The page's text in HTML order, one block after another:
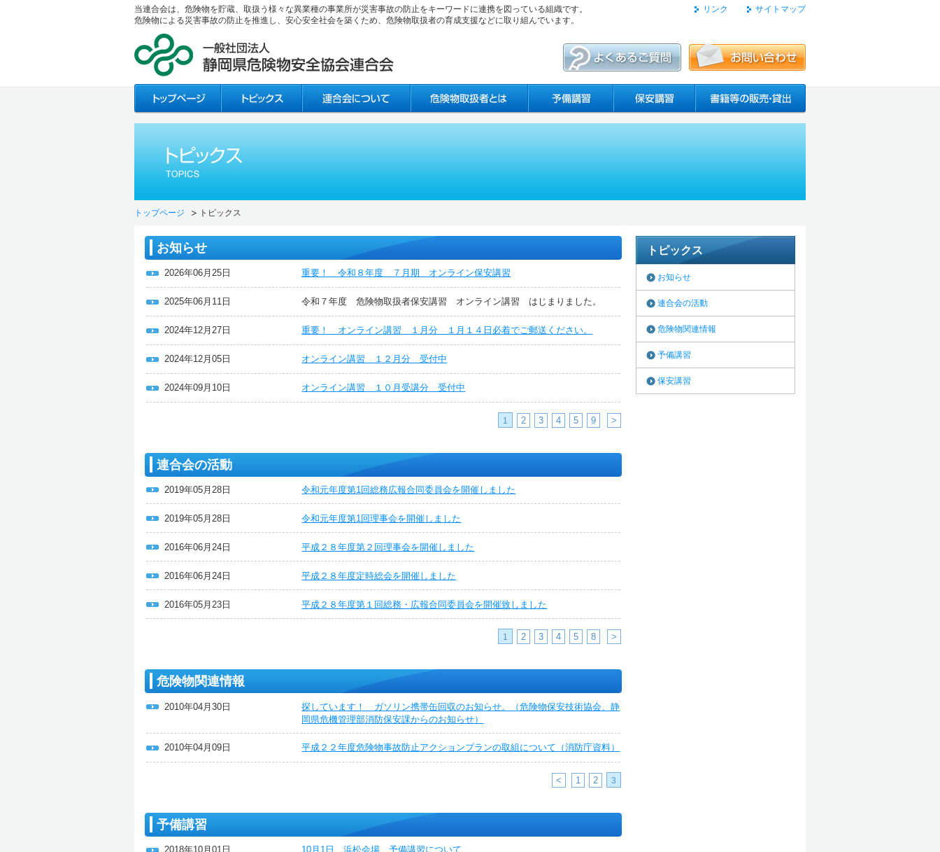
当連合会は、危険物を貯蔵、取扱う様々な異業種の事業所が災害事故の防止をキーワードに連携を図っている組織です。
危険物による災害事故の防止を推進し、安心安全社会を築くため、危険物取扱者の育成支援などに取り組んでいます。
リンク サイトマップ
トップページ トピックス
お知らせ
2026年06月25日 重要！ 令和８年度 ７月期 オンライン保安講習
2025年06月11日 令和７年度 危険物取扱者保安講習 オンライン講習 はじまりました。
2024年12月27日 重要！ オンライン講習 １月分 １月１４日必着でご郵送ください。
2024年12月05日 オンライン講習 １２月分 受付中
2024年09月10日 オンライン講習 １０月受講分 受付中
1 2 3 4 5 9 >
連合会の活動
2019年05月28日 令和元年度第1回総務広報合同委員会を開催しました
2019年05月28日 令和元年度第1回理事会を開催しました
2016年06月24日 平成２８年度第２回理事会を開催しました
2016年06月24日 平成２８年度定時総会を開催しました
2016年05月23日 平成２８年度第１回総務・広報合同委員会を開催致しました
1 2 3 4 5 8 >
危険物関連情報
2010年04月30日
探しています！ ガソリン携帯缶回収のお知らせ。（危険物保安技術協会、静
岡県危機管理部消防保安課からのお知らせ）
2010年04月09日 平成２２年度危険物事故防止アクションプランの取組について（消防庁資料）
< 1 2 3
予備講習
2018年10月01日 10月1日 浜松会場 予備講習について
トピックス
お知らせ
連合会の活動
危険物関連情報
予備講習
保安講習